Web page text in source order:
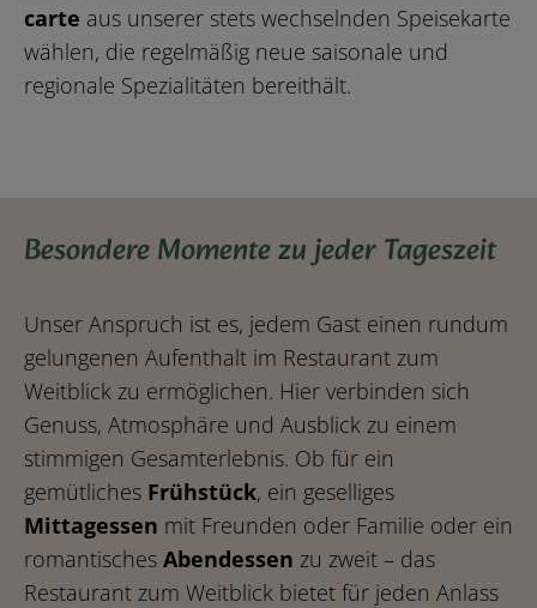
carte aus unserer stets wechselnden Speisekarte
wählen, die regelmäßig neue saisonale und
regionale Spezialitäten bereithält.
Besondere Momente zu jeder Tageszeit
Unser Anspruch ist es, jedem Gast einen rundum
gelungenen Aufenthalt im Restaurant zum
Weitblick zu ermöglichen. Hier verbinden sich
Genuss, Atmosphäre und Ausblick zu einem
stimmigen Gesamterlebnis. Ob für ein
gemütliches Frühstück, ein geselliges
Mittagessen mit Freunden oder Familie oder ein
romantisches Abendessen zu zweit – das
Restaurant zum Weitblick bietet für jeden Anlass